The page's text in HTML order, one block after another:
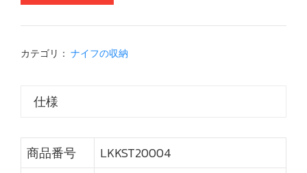
カテゴリ： ナイフの収納
仕様
商品番号
LKKST20004